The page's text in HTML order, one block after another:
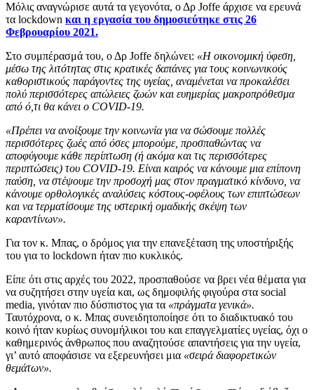
Μόλις αναγνώρισε αυτά τα γεγονότα, ο Δρ Joffe άρχισε να ερευνά
τα lockdown και η εργασία του δημοσιεύτηκε στις 26
Φεβρουαρίου 2021.
Στο συμπέρασμά του, ο Δρ Joffe δηλώνει: «Η οικονομική ύφεση,
μέσω της λιτότητας στις κρατικές δαπάνες για τους κοινωνικούς
καθοριστικούς παράγοντες της υγείας, αναμένεται να προκαλέσει
πολύ περισσότερες απώλειες ζωών και ευημερίας μακροπρόθεσμα
από ό,τι θα κάνει ο COVID-19.
«Πρέπει να ανοίξουμε την κοινωνία για να σώσουμε πολλές
περισσότερες ζωές από όσες μπορούμε, προσπαθώντας να
αποφύγουμε κάθε περίπτωση (ή ακόμα και τις περισσότερες
περιπτώσεις) του COVID-19. Είναι καιρός να κάνουμε μια επίπονη
παύση, να στέψουμε την προσοχή μας στον πραγματικό κίνδυνο, να
κάνουμε ορθολογικές αναλύσεις κόστους-οφέλους των επιπτώσεων
και να τερματίσουμε της υστερική ομαδικής σκέψη των
καραντίνων».
Για τον κ. Μπας, ο δρόμος για την επανεξέταση της υποστήριξής
του για το lockdown ήταν πιο κυκλικός.
Είπε ότι στις αρχές του 2022, προσπαθούσε να βρει νέα θέματα για
να συζητήσει στην υγεία και, ως δημοφιλής φιγούρα στα social
media, γινόταν πιο δύσπιστος για τα «πράγματα γενικά».
Ταυτόχρονα, ο κ. Μπας συνειδητοποίησε ότι το διαδικτυακό του
κοινό ήταν κυρίως συνομήλικοι του και επαγγελματίες υγείας, όχι ο
καθημερινός άνθρωπος που αναζητούσε απαντήσεις για την υγεία,
γι’ αυτό αποφάσισε να εξερευνήσει μια «σειρά διαφορετικών
θεμάτων».